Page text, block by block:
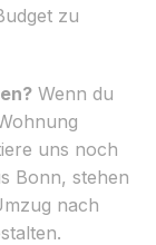
zu
Wenn du
uns noch
Bonn, stehen
nach